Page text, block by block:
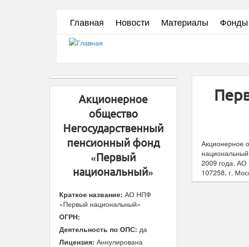
Главная Новости Материалы Фонды
Акционерное
общество
Негосударственный
пенсионный фонд
«Первый
национальный»
Краткое название: АО НПФ
«Первый национальный»
ОГРН:
Деятельность по ОПС: да
Лицензия: Аннулирована
Акционерное
2009 года. АО
107258, г.